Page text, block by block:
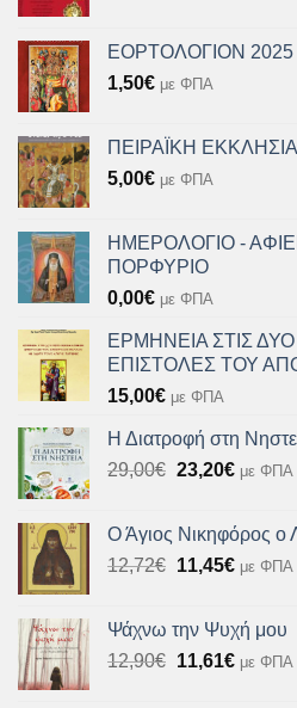
ΕΟΡΤΟΛΟΓΙΟΝ 2025
1,50€ με ΦΠΑ
ΠΕΙΡΑΪΚΗ
5,00€ με ΦΠΑ
ΗΜΕΡΟΛΟΓΙΟ -
ΠΟΡΦΥΡΙΟ
0,00€ με ΦΠΑ
ΕΡΜΗΝΕΙΑ ΣΤΙΣ
ΕΠΙΣΤΟΛΕΣ ΤΟΥ
15,00€ με ΦΠΑ
Η Διατροφή στη
29,00€ Original
29,00€.
23,20€Η
είναι:
23,20€.
με ΦΠΑ
Ο Άγιος Νικηφόρος ο
12,72€ Original
12,72€.
11,45€Η
είναι:
11,45€.
με ΦΠΑ
Ψάχνω την Ψυχή μου
12,90€ Original
11,61€Ημε ΦΠΑ